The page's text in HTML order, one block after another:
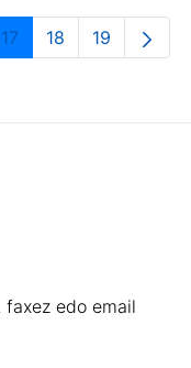
Pages Use TAB to
Orrialdea
17 Orrialdea
18 Orrialdea
19
faxez edo email